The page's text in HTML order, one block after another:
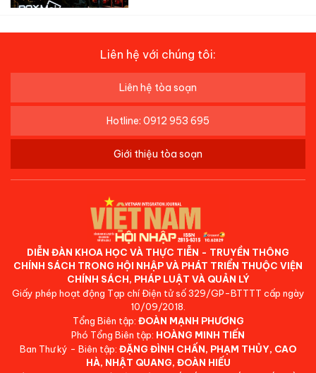
Liên hệ với chúng tôi:
Liên hệ tòa soạn
Hotline: 0912 953 695
Giới thiệu tòa soạn
DIỄN ĐÀN KHOA HỌC VÀ THỰC TIỄN - TRUYỀN THÔNG
CHÍNH SÁCH TRONG HỘI NHẬP VÀ PHÁT TRIỂN THUỘC VIỆN
CHÍNH SÁCH, PHÁP LUẬT VÀ QUẢN LÝ
Giấy phép hoạt động Tạp chí Điện tử số 329/GP-BTTTT cấp ngày
10/09/2018.
Tổng Biên tập: ĐOÀN MẠNH PHƯƠNG
Phó Tổng Biên tập: HOÀNG MINH TIẾN
Ban Thư ký - Biên tập: ĐẶNG ĐÌNH CHẤN, PHẠM THỦY, CAO
HÀ, NHẬT QUANG, ĐOÀN HIẾU